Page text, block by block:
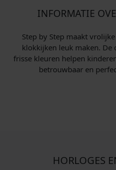
INFORMATIE
Step by Step maakt
klokkijken leuk maken.
frisse kleuren helpen
betrouwbaar en
HORLOGES